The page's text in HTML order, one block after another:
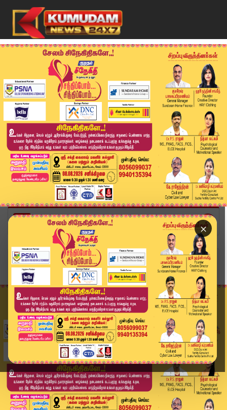
×
Home
அரசியல்
கரூரில் கால் பதிக்கும் முன் கரூர் பிரதர்ஸ் கைது...